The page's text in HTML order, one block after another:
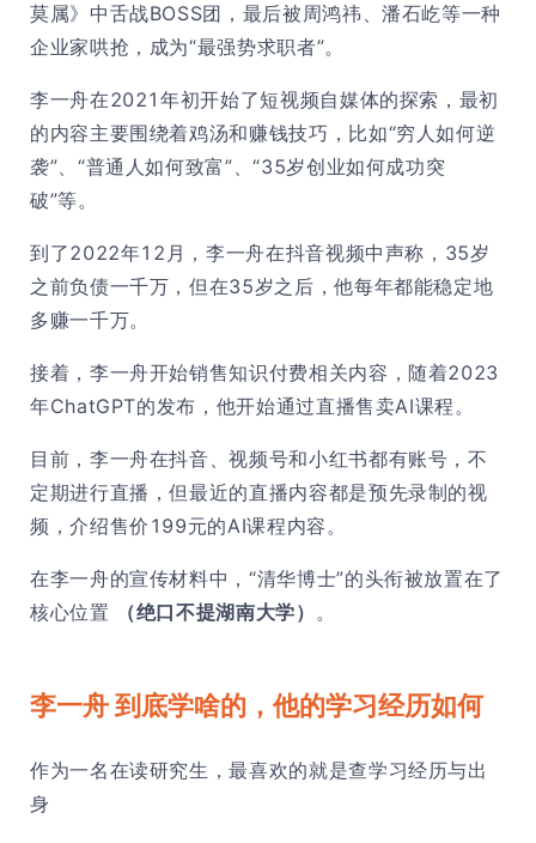
莫属》中舌战BOSS团，最后被周鸿祎、潘石屹等一种
企业家哄抢，成为“最强势求职者”。
李一舟在2021年初开始了短视频自媒体的探索，最初
的内容主要围绕着鸡汤和赚钱技巧，比如“穷人如何逆
袭”、“普通人如何致富”、“35岁创业如何成功突
破”等。
到了2022年12月，李一舟在抖音视频中声称，35岁
之前负债一千万，但在35岁之后，他每年都能稳定地
多赚一千万。
接着，李一舟开始销售知识付费相关内容，随着2023
年ChatGPT的发布，他开始通过直播售卖AI课程。
目前，李一舟在抖音、视频号和小红书都有账号，不
定期进行直播，但最近的直播内容都是预先录制的视
频，介绍售价199元的AI课程内容。
在李一舟的宣传材料中，“清华博士”的头衔被放置在了
核心位置
（绝口不提湖南大学） 。
李一舟 到底学啥的，他的学习经历如何
作为一名在读研究生，最喜欢的就是查学习经历与出
身